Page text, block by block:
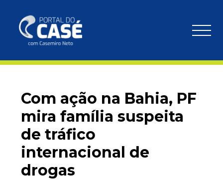
Com ação na Bahia, PF
mira família suspeita
de tráfico
internacional de
drogas